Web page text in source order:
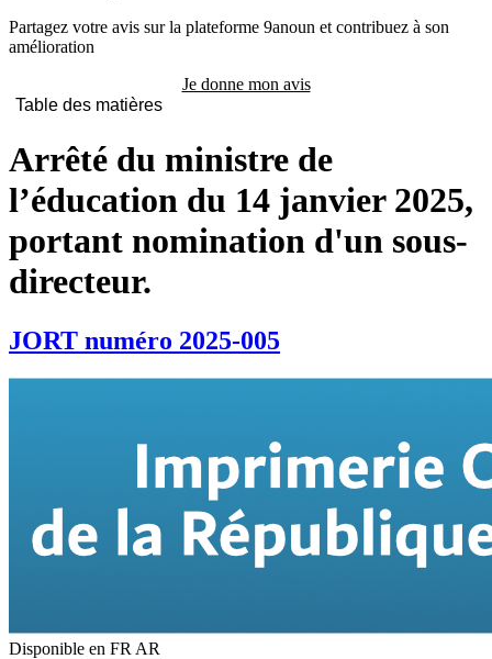
Partagez votre avis sur la plateforme 9anoun et contribuez à son
amélioration
Je donne mon avis
Table des matières
Arrêté du ministre de
l’éducation du 14 janvier 2025,
portant nomination d'un sous-
directeur.
JORT numéro 2025-005
Disponible en FR AR